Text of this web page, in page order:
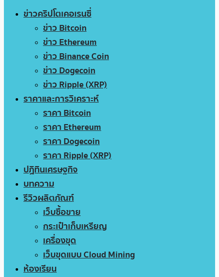
ข่าวคริปโตเคอเรนซี่
ข่าว Bitcoin
ข่าว Ethereum
ข่าว Binance Coin
ข่าว Dogecoin
ข่าว Ripple (XRP)
ราคาและการวิเคราะห์
ราคา Bitcoin
ราคา Ethereum
ราคา Dogecoin
ราคา Ripple (XRP)
ปฏิทินเศรษฐกิจ
บทความ
รีวิวผลิตภัณฑ์
เว็บซื้อขาย
กระเป๋าเก็บเหรียญ
เครื่องขุด
เว็บขุดแบบ Cloud Mining
ห้องเรียน